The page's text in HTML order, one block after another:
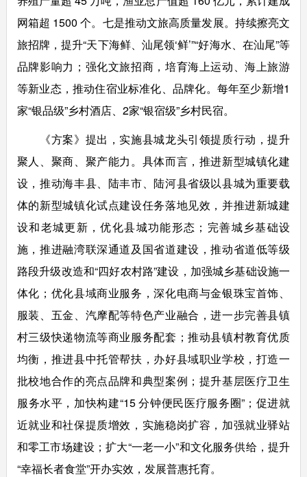
网箱超 1500 个。七是推动文旅高质量发展。持续擦亮文
旅招牌，提升“天下海鲜、汕尾领‘鲜’”“好海水、在汕尾”等
品牌影响力；强化文旅招商，培育海上运动、海上旅游
等新业态，推动住宿业标准化、品牌化。每年至少新增1
家“银品级”乡村酒店、2家“银宿级”乡村民宿。
《方案》提出，实施县城龙头引领提质行动，提升
聚人、聚商、聚产能力。具体而言，推进新型城镇化建
设，推动海丰县、陆丰市、陆河县省级以县城为重要载
体的新型城镇化试点建设任务落地见效，并推进新城建
设和老城更新，优化县城功能形态；完善城乡基础设
施，推进融湾联深通道及国省道建设，推动省道低等级
路段升级改造和“四好农村路”建设，加强城乡基础设施一
体化；优化县域商业服务，深化电商与金银珠宝首饰、
服装、五金、汽摩配等特色产业融合，进一步完善县镇
村三级快递物流等商业服务配套；推动县镇村教育优质
均衡，推进县中托管帮扶，办好县域职业学校，打造一
批校地合作的亮点品牌和典型案例；提升基层医疗卫生
服务水平，加快构建“15 分钟便民医疗服务圈”；促进就
近就业和社保提质增效，实施稳岗扩容，加强就业驿站
和零工市场建设；扩大“一老一小”和文化服务供给，提升
“幸福长者食堂”开办实效，发展普惠托育。